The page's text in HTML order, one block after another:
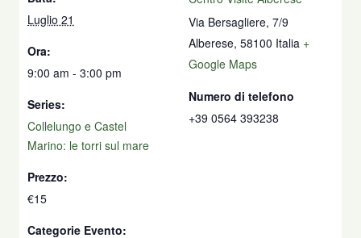
Luglio 21
Ora:
9:00 am - 3:00 pm
Series:
Collelungo e Castel
Marino: le torri sul mare
Prezzo:
€15
Categorie Evento:
Via Bersagliere, 7/9
Alberese, 58100 Italia +
Google Maps
Numero di telefono
+39 0564 393238